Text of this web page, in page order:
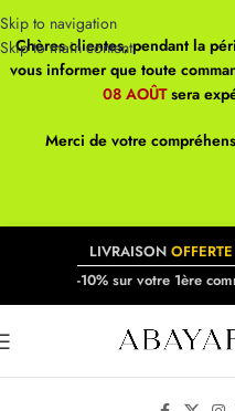
Skip to navigation
Skip to main content
Chères clientes, pendant la
vous informer que toute
08 AOÛTsera
Merci de votre
LIVRAISON OFFERTE
-10% sur votre 1ère